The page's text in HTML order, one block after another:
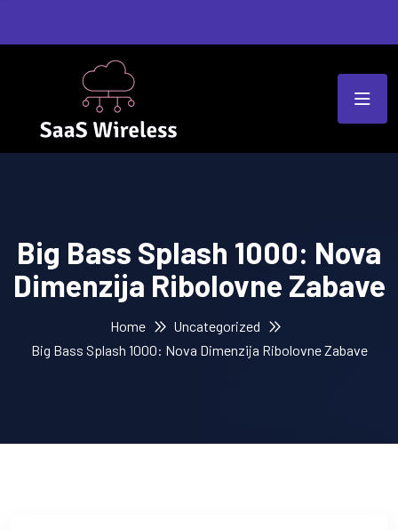
Big Bass Splash 1000: Nova
Dimenzija Ribolovne Zabave
Home
Uncategorized
Big Bass Splash 1000: Nova Dimenzija Ribolovne Zabave